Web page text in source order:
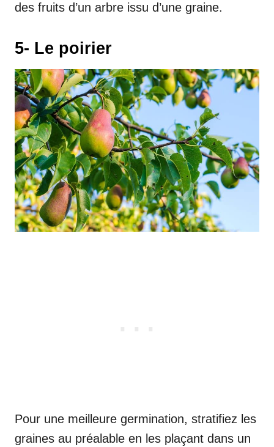
des fruits d’un arbre issu d’une graine.
5- Le poirier
Pour une meilleure germination, stratifiez les
graines au préalable en les plaçant dans un